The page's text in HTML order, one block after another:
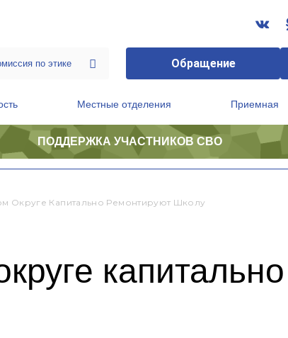
Обращение
Местные отделения Приемная
ПОДДЕРЖКА УЧАСТНИКОВ СВО
Округе Капитально Ремонтируют Школу